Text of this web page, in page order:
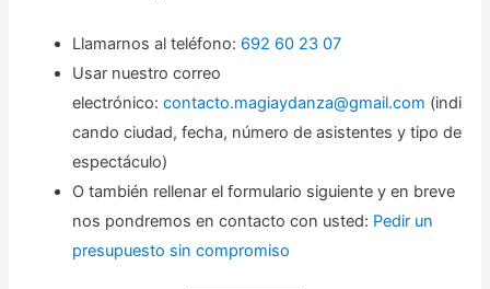
Llamarnos al teléfono: 692 60 23 07
Usar nuestro correo
electrónico:contacto.magiaydanza@gmail.com (indi
cando ciudad, fecha, número de asistentes y tipo de
espectáculo)
O también rellenar el formulario siguiente y en breve
nos pondremos en contacto con usted: Pedir un
presupuesto sin compromiso